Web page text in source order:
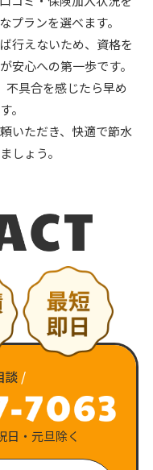
プランを選べます。
行えないため、資格を
安心への第一歩です。
不具合を感じたら早め
。
いただき、快適で節水
しょう。
談 /
日・元旦除く